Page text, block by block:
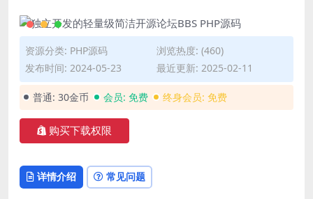
资源分类: PHP源码
浏览热度: (460)
发布时间: 2024-05-23
最近更新: 2025-02-11
普通: 30金币 会员: 免费 终身会员: 免费
购买下载权限
详情介绍 常见问题